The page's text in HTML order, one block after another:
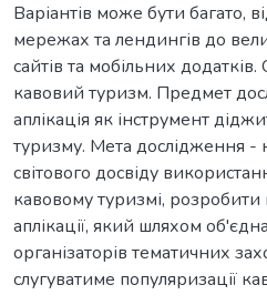
Варіантів може бути багато,
мережах та лендингів до
сайтів та мобільних
кавовий туризм. Предмет
аплікація як інструмент
туризму. Мета дослідження -
світового досвіду
кавовому туризмі, розробити
аплікації, який шляхом
організаторів тематичних
слугуватиме популяризації